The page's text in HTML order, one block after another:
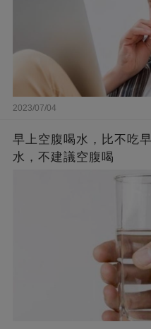
2023/07/04
早上空腹喝水，比不吃
水，不建議空腹喝